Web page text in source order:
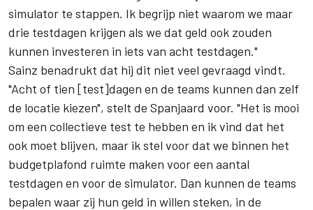
simulator te stappen. Ik begrijp niet waarom we maar
drie testdagen krijgen als we dat geld ook zouden
kunnen investeren in iets van acht testdagen."
Sainz benadrukt dat hij dit niet veel gevraagd vindt.
"Acht of tien [test]dagen en de teams kunnen dan zelf
de locatie kiezen", stelt de Spanjaard voor. "Het is mooi
om een collectieve test te hebben en ik vind dat het
ook moet blijven, maar ik stel voor dat we binnen het
budgetplafond ruimte maken voor een aantal
testdagen en voor de simulator. Dan kunnen de teams
bepalen waar zij hun geld in willen steken, in de